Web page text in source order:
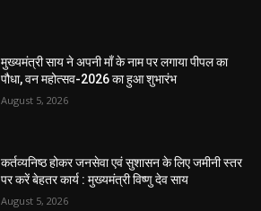
मुख्यमंत्री साय ने अपनी माँ के नाम पर लगाया पीपल का
पौधा, वन महोत्सव-2026 का हुआ शुभारंभ
August 5, 2026
कर्तव्यनिष्ठ होकर जनसेवा एवं सुशासन के लिए जमीनी स्तर
पर करें बेहतर कार्य : मुख्यमंत्री विष्णु देव साय
August 5, 2026